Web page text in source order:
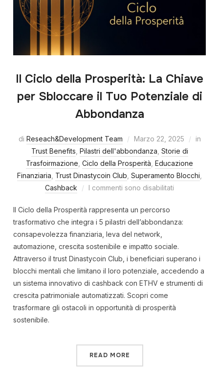
Il Ciclo della Prosperità: La Chiave
per Sbloccare il Tuo Potenziale di
Abbondanza
di Reseach&Development Team Marzo 22, 2025
in
Trust Benefits Pilastri dell'abbondanza Storie di
Trasfoirmazione Ciclo della Prosperità Educazione
Finanziaria Trust Dinastycoin Club Superamento Blocchi
Cashback
I commenti sono disabilitati
Il Ciclo della Prosperità rappresenta un percorso
trasformativo che integra i 5 pilastri dell’abbondanza:
consapevolezza finanziaria, leva del network,
automazione, crescita sostenibile e impatto sociale.
Attraverso il trust Dinastycoin Club, i beneficiari superano i
blocchi mentali che limitano il loro potenziale, accedendo a
un sistema innovativo di cashback con ETHV e strumenti di
crescita patrimoniale automatizzati. Scopri come
trasformare gli ostacoli in opportunità di prosperità
sostenibile.
READ MORE